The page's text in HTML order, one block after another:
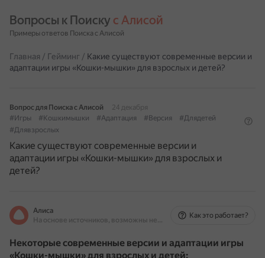
Вопросы к Поиску с Алисой
Примеры ответов Поиска с Алисой
Главная / Гейминг / Какие существуют современные версии и
адаптации игры «Кошки-мышки» для взрослых и детей?
Вопрос для Поиска с Алисой
24 декабря
#Игры
#Кошкимышки #Адаптация #Версия
#Длядетей
#Длявзрослых
Какие существуют современные версии и
адаптации игры «Кошки-мышки» для взрослых и
детей?
Алиса
На основе источников, возможны неточности
Как это работает?
Некоторые современные версии и адаптации игры
«Кошки-мышки» для взрослых и детей: